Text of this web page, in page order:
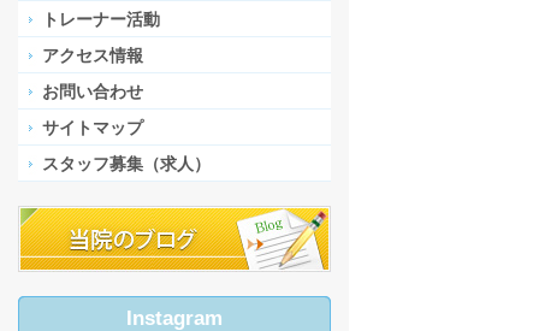
トレーナー活動
アクセス情報
お問い合わせ
サイトマップ
スタッフ募集（求人）
Instagram